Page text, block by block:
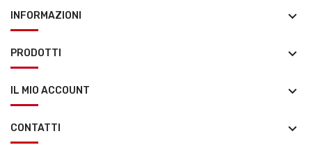
INFORMAZIONI keyboard_arrow_down
PRODOTTI keyboard_arrow_down
IL MIO ACCOUNT keyboard_arrow_down
CONTATTI keyboard_arrow_down